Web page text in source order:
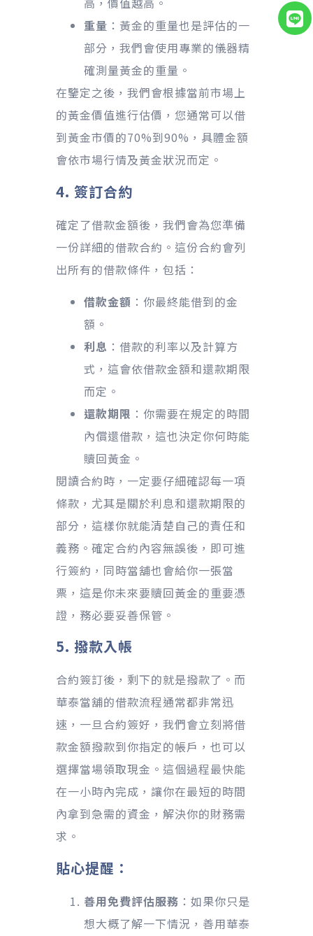
重量 ：黃金的重量也是評估的一
部分，我們會使用專業的儀器精
確測量黃金的重量。
在鑒定之後，我們會根據當前市場上
的黃金價值進行估價，您通常可以借
到黃金市價的70%到90%，具體金額
會依市場行情及黃金狀況而定。
4. 簽訂合約
確定了借款金額後，我們會為您準備
一份詳細的借款合約。這份合約會列
出所有的借款條件，包括：
借款金額 ：你最終能借到的金
額。
利息 ：借款的利率以及計算方
式，這會依借款金額和還款期限
而定。
還款期限 ：你需要在規定的時間
內償還借款，這也決定你何時能
贖回黃金。
閱讀合約時，一定要仔細確認每一項
條款，尤其是關於利息和還款期限的
部分，這樣你就能清楚自己的責任和
義務。確定合約內容無誤後，即可進
行簽約，同時當舖也會給你一張當
票，這是你未來要贖回黃金的重要憑
證，務必要妥善保管。
5. 撥款入帳
合約簽訂後，剩下的就是撥款了。而
華泰當舖的借款流程通常都非常迅
速，一旦合約簽好，我們會立刻將借
款金額撥款到你指定的帳戶，也可以
選擇當場領取現金。這個過程最快能
在一小時內完成，讓你在最短的時間
內拿到急需的資金，解決你的財務需
求。
貼心提醒：
善用免費評估服務 ：如果你只是
想大概了解一下情況，善用華泰